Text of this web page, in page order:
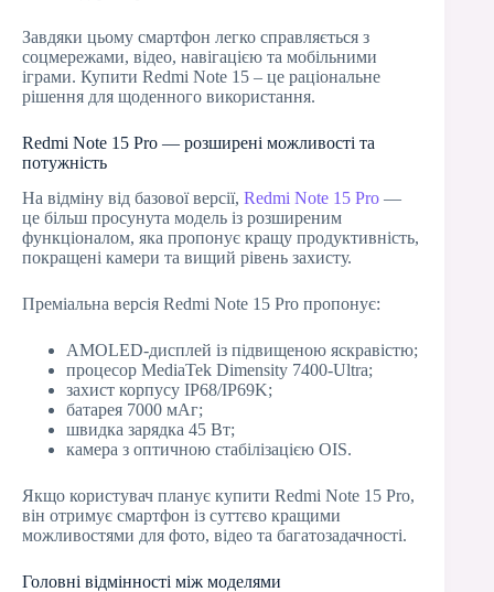
Завдяки цьому смартфон легко справляється з
соцмережами, відео, навігацією та мобільними
іграми. Купити Redmi Note 15 – це раціональне
рішення для щоденного використання.
Redmi Note 15 Pro — розширені можливості та
потужність
На відміну від базової версії, Redmi Note 15 Pro —
це більш просунута модель із розширеним
функціоналом, яка пропонує кращу продуктивність,
покращені камери та вищий рівень захисту.
Преміальна версія Redmi Note 15 Pro пропонує:
AMOLED-дисплей із підвищеною яскравістю;
процесор MediaTek Dimensity 7400-Ultra;
захист корпусу IP68/IP69K;
батарея 7000 мАг;
швидка зарядка 45 Вт;
камера з оптичною стабілізацією OIS.
Якщо користувач планує купити Redmi Note 15 Pro,
він отримує смартфон із суттєво кращими
можливостями для фото, відео та багатозадачності.
Головні відмінності між моделями